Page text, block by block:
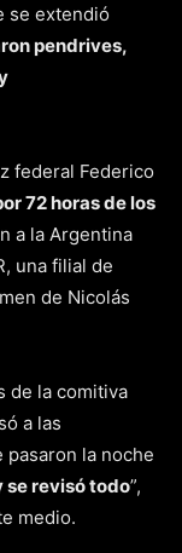
se extendió
pendrives,
federal Federico
72 horas de los
a la Argentina
una filial de
de Nicolás
de la comitiva
a las
pasaron la noche
se revisó todo”,
medio.